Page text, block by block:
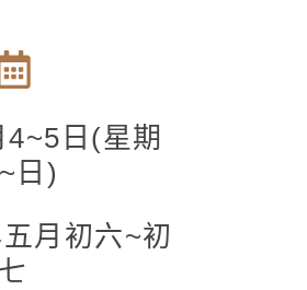
日(星期
日)
月初六~初
七